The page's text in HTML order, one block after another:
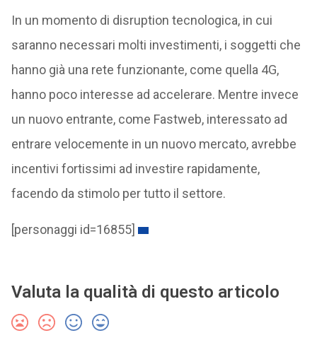
In un momento di disruption tecnologica, in cui
saranno necessari molti investimenti, i soggetti che
hanno già una rete funzionante, come quella 4G,
hanno poco interesse ad accelerare. Mentre invece
un nuovo entrante, come Fastweb, interessato ad
entrare velocemente in un nuovo mercato, avrebbe
incentivi fortissimi ad investire rapidamente,
facendo da stimolo per tutto il settore.
[personaggi id=16855]
Valuta la qualità di questo articolo